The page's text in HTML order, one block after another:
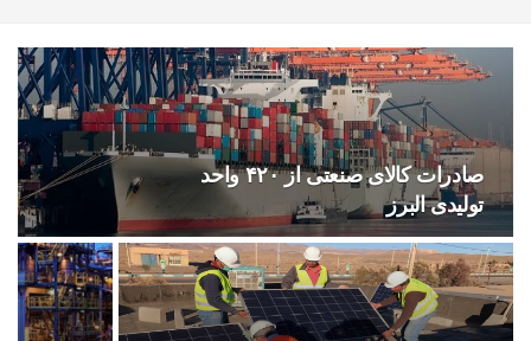
صادرات کالای صنعتی از ۴۲۰ واحد
تولیدی البرز